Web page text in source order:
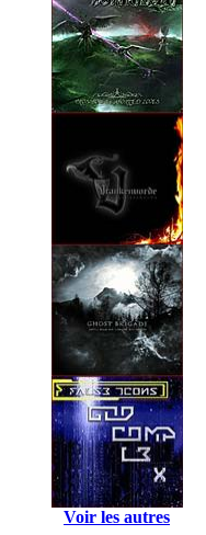
Voir les autres